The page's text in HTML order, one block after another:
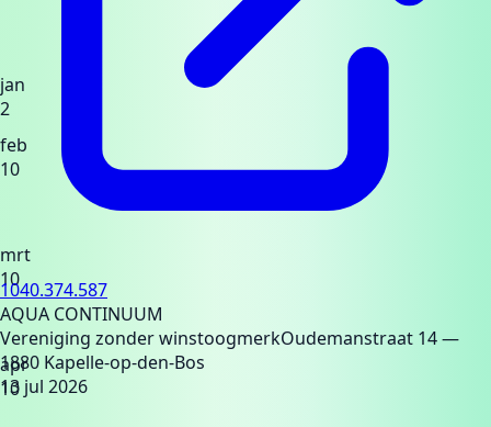
jan
2
feb
10
mrt
10
apr
10
1040.374.587
AQUA CONTINUUM
Vereniging zonder winstoogmerkOudemanstraat 14—
1880 Kapelle-op-den-Bos
13 jul 2026